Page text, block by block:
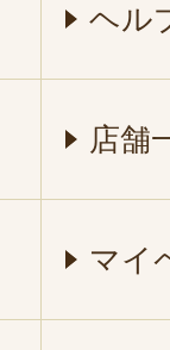
ヘル
店舗
マイ